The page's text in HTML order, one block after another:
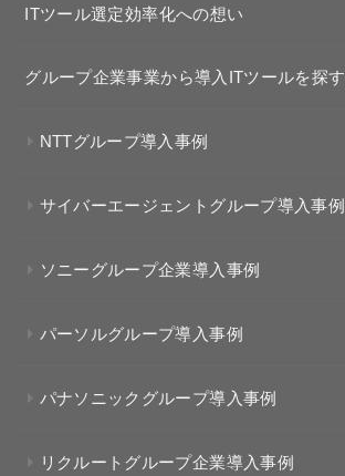
ITツール選定効率化への想い
グループ企業事業から導入ITツールを探す
NTTグループ導入事例
サイバーエージェントグループ導入事例
ソニーグループ企業導入事例
パーソルグループ導入事例
パナソニックグループ導入事例
リクルートグループ企業導入事例